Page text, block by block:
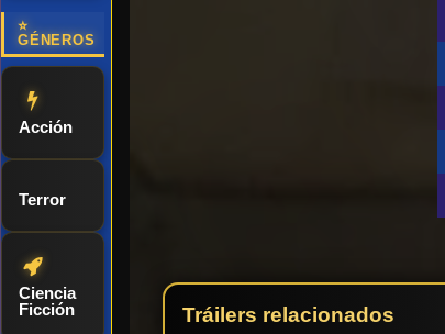
⭐
GÉNEROS
Acción
Terror
Ciencia
Ficción
Tráilers relacionados